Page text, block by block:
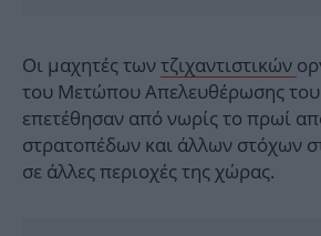
Οι μαχητές τωντζιχαντιστικών
του Μετώπου Απελευθέρωσης του
επετέθησαν από νωρίς το πρωί
στρατοπέδων και άλλων στόχων
σε άλλες περιοχές της χώρας.